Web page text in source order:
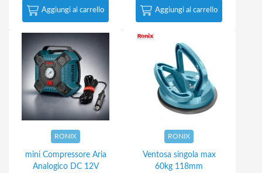
Aggiungi al carrello Aggiungi al carrello
RONIX
mini Compressore Aria
Analogico DC 12V
RONIX
Ventosa singola max
60kg 118mm